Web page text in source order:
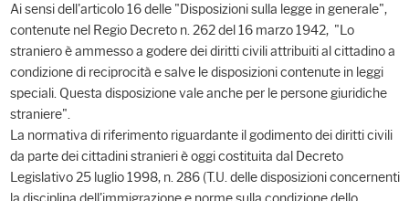
Ai sensi dell'articolo 16 delle "Disposizioni sulla legge in generale",
contenute nel Regio Decreto n. 262 del 16 marzo 1942, "Lo
straniero è ammesso a godere dei diritti civili attribuiti al cittadino a
condizione di reciprocità e salve le disposizioni contenute in leggi
speciali. Questa disposizione vale anche per le persone giuridiche
straniere".
La normativa di riferimento riguardante il godimento dei diritti civili
da parte dei cittadini stranieri è oggi costituita dal Decreto
Legislativo 25 luglio 1998, n. 286 (T.U. delle disposizioni concernenti